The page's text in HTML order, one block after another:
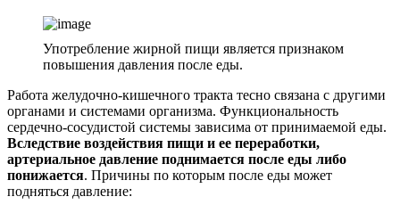
Употребление жирной пищи является признаком
повышения давления после еды.
Работа желудочно-кишечного тракта тесно связана с другими
органами и системами организма. Функциональность
сердечно-сосудистой системы зависима от принимаемой еды.
Вследствие воздействия пищи и ее переработки,
артериальное давление поднимается после еды либо
понижается. Причины по которым после еды может
подняться давление: